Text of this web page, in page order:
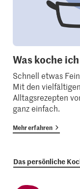
Was koche
Schnell etwas
Mit den
Alltagsrezepten
ganz einfach.
Mehr erfahren
Das persönliche